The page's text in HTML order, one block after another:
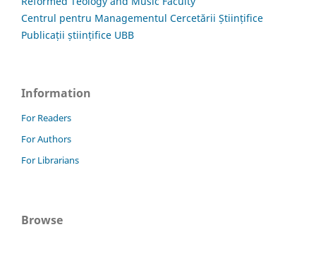
Centrul pentru Managementul Cercetării Științifice
Publicații științifice UBB
Information
For Readers
For Authors
For Librarians
Browse